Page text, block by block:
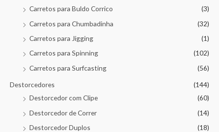
Carretos para Buldo Corrico
(3)
Carretos para Chumbadinha
(32)
Carretos para Jigging
(1)
Carretos para Spinning
(102)
Carretos para Surfcasting
(56)
Destorcedores
(144)
Destorcedor com Clipe
(60)
Destorcedor de Correr
(14)
Destorcedor Duplos
(18)